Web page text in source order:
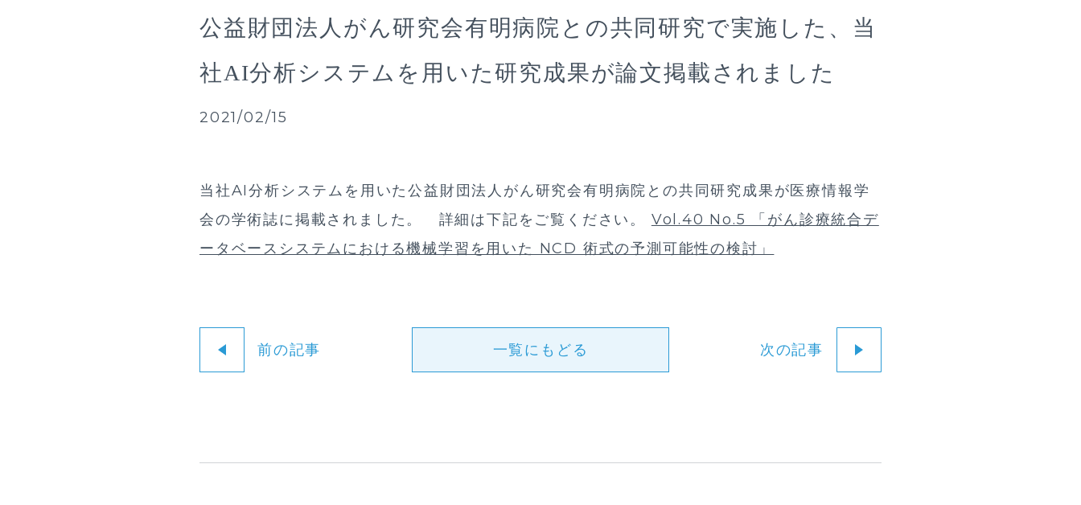
公益財団法人がん研究会有明病院との共同研究で実施した、当
社AI分析システムを用いた研究成果が論文掲載されました
2021/02/15
当社AI分析システムを用いた公益財団法人がん研究会有明病院との共同研究成果が医療情報学
会の学術誌に掲載されました。 詳細は下記をご覧ください。 Vol.40 No.5 「がん診療統合デ
ータベースシステムにおける機械学習を用いた NCD 術式の予測可能性の検討」
前の記事 一覧にもどる 次の記事